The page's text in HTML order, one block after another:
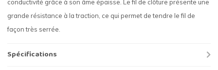
conductivité grâce à son âme épaisse. Le fil de clôture présente une
grande résistance à la traction, ce qui permet de tendre le fil de
façon très serrée.
Spécifications